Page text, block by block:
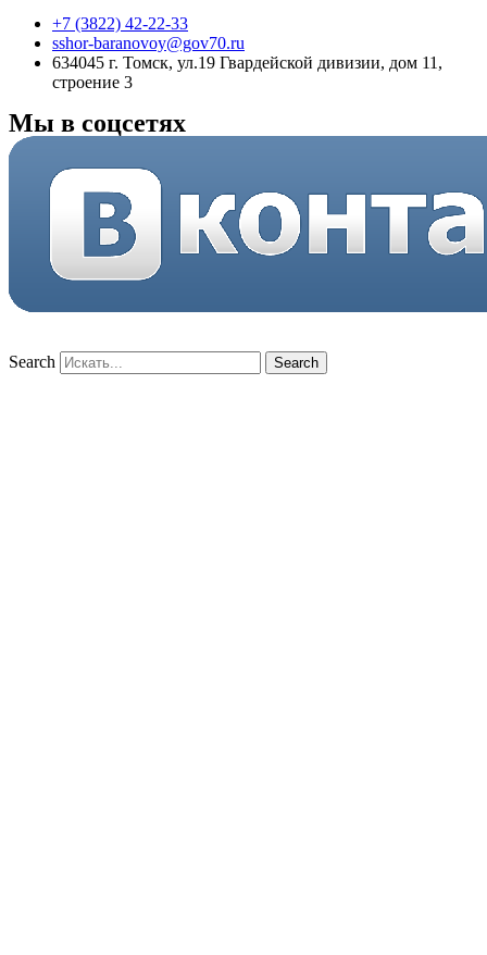
+7 (3822) 42-22-33
sshor-baranovoy@gov70.ru
634045 г. Томск, ул.19 Гвардейской дивизии, дом 11,
строение 3
Мы в соцсетях
Search Search